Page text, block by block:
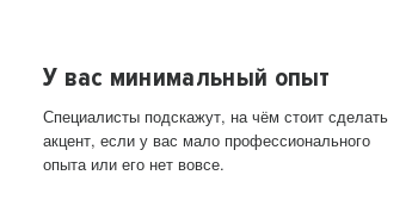
У вас минимальный опыт
Специалисты подскажут, на чём стоит сделать
акцент, если у вас мало профессионального
опыта или его нет вовсе.